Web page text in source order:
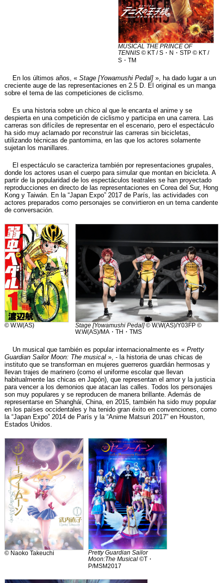
MUSICAL THE PRINCE OF
TENNIS© KT / S・N・STP © KT /
S・TM
En los últimos años, « Stage [Yowamushi Pedal] », ha dado lugar a un
creciente auge de las representaciones en 2.5 D. El original es un manga
sobre el tema de las competiciones de ciclismo.
Es una historia sobre un chico al que le encanta el anime y se
despierta en una competición de ciclismo y participa en una carrera. Las
carreras son difíciles de representar en el escenario, pero el espectáculo
ha sido muy aclamado por reconstruir las carreras sin bicicletas,
utilizando técnicas de pantomima, en las que los actores solamente
sujetan los manillares.
El espectáculo se caracteriza también por representaciones grupales,
donde los actores usan el cuerpo para simular que montan en bicicleta. A
partir de la popularidad de los espectáculos teatrales se han proyectado
reproducciones en directo de las representaciones en Corea del Sur, Hong
Kong y Taiwán. En la “Japan Expo” 2017 de París, las actividades con
actores preparados como personajes se convirtieron en un tema candente
de conversación.
© W.W(AS) Stage [Yowamushi Pedal]© W.W(AS)/Y03FP ©
W.W(AS)/MA・TH・TMS
Un musical que también es popular internacionalmente es « Pretty
Guardian Sailor Moon: The musical », - la historia de unas chicas de
instituto que se transforman en mujeres guerreros guardián hermosas y
llevan trajes de marinero (como el uniforme escolar que llevan
habitualmente las chicas en Japón), que representan el amor y la justicia
para vencer a los demonios que atacan las calles. Todos los personajes
son muy populares y se reproducen de manera brillante. Además de
representarse en Shanghái, China, en 2015, también ha sido muy popular
en los países occidentales y ha tenido gran éxito en convenciones, como
la “Japan Expo” 2014 de París y la “Anime Matsuri 2017” en Houston,
Estados Unidos.
© Naoko Takeuchi
Pretty Guardian Sailor
Moon:The Musical©T・
P/MSM2017